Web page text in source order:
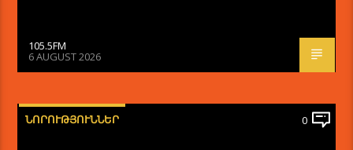
105.5FM
6 AUGUST 2026
ՆՈՐՈՒԹՅՈՒՆՆԵՐ 0